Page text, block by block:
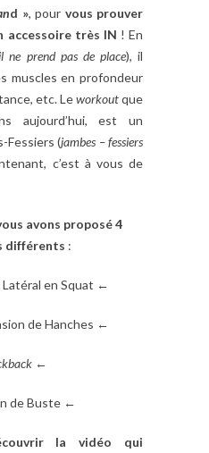
d », pour vous prouver
accessoire très IN ! En
ne prend pas de place), il
muscles en profondeur
etc. Leworkoutque
aujourd’hui, est un
Fessiers (jambes – fessiers
c’est à vous de
avons proposé 4
différents :
en Squat ←
de Hanches ←
←
de Buste ←
la vidéo qui